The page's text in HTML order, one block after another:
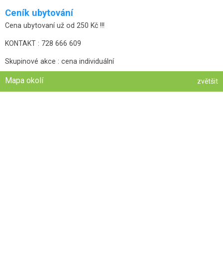
Ceník ubytování
Cena ubytovaní už od 250 Kč !!!
KONTAKT : 728 666 609
Skupinové akce : cena individuální
Mapa okolí zvětšit